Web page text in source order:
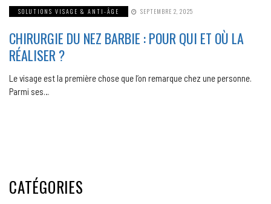
SOLUTIONS VISAGE & ANTI-ÂGE SEPTEMBRE 2, 2025
CHIRURGIE DU NEZ BARBIE : POUR QUI ET OÙ LA
RÉALISER ?
Le visage est la première chose que l’on remarque chez une personne.
Parmi ses…
CATÉGORIES